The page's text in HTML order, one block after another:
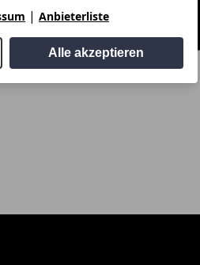
| Anbieterliste
Alle akzeptieren